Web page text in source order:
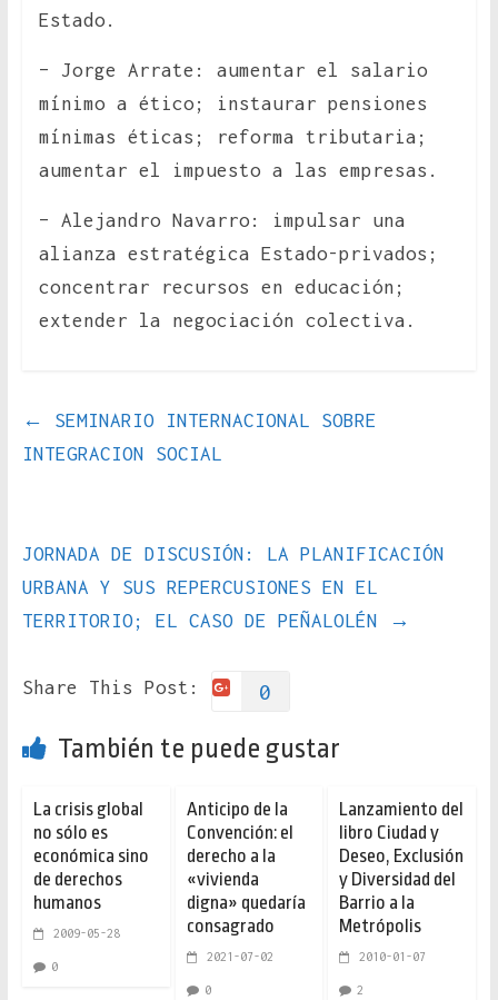
Estado.
– Jorge Arrate: aumentar el salario
mínimo a ético; instaurar pensiones
mínimas éticas; reforma tributaria;
aumentar el impuesto a las empresas.
– Alejandro Navarro: impulsar una
alianza estratégica Estado-privados;
concentrar recursos en educación;
extender la negociación colectiva.
←
SEMINARIO INTERNACIONAL SOBRE
INTEGRACION SOCIAL
JORNADA DE DISCUSIÓN: LA PLANIFICACIÓN
URBANA Y SUS REPERCUSIONES EN EL
TERRITORIO; EL CASO DE PEÑALOLÉN
→
Share This Post: 0
También te puede gustar
La crisis global
no sólo es
económica sino
de derechos
humanos
2009-05-28
0
Anticipo de la
Convención: el
derecho a la
«vivienda
digna» quedaría
consagrado
2021-07-02
0
Lanzamiento del
libro Ciudad y
Deseo, Exclusión
y Diversidad del
Barrio a la
Metrópolis
2010-01-07
2